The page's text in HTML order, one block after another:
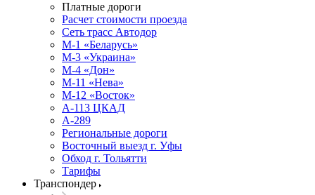
Платные дороги
Расчет стоимости проезда
Сеть трасс Автодор
М-1 «Беларусь»
М-3 «Украина»
М-4 «Дон»
М-11 «Нева»
М-12 «Восток»
А-113 ЦКАД
А-289
Региональные дороги
Восточный выезд г. Уфы
Обход г. Тольятти
Тарифы
Транспондер